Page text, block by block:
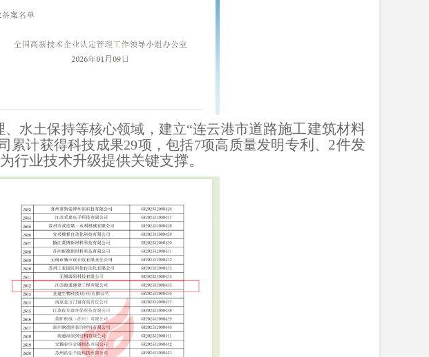
水土保持等核心领域，建立“连云港市道路施工建筑材料
累计获得科技成果29项，包括7项高质量发明专利 、 2件发
行业技术升级提供关键支撑。